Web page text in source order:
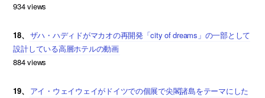
934 views
18、 ザハ・ハディドがマカオの再開発「city of dreams」の一部として
設計している高層ホテルの動画
884 views
19、
アイ・ウェイウェイがドイツでの個展で尖閣諸島をテーマにした